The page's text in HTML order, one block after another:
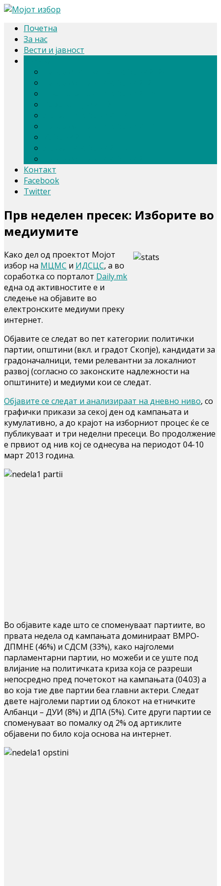
Почетна
За нас
Вести и јавност
Контакт
Facebook
Twitter
Прв неделен пресек: Изборите во
медиумите
Како дел од проектот Мојот
избор на МЦМС и ИДСЦС, а во
соработка со порталот Daily.mk
една од активностите е и
следење на објавите во
електронските медиуми преку
интернет.
Објавите се следат во пет категории: политички
партии, општини (вкл. и градот Скопје), кандидати за
градоначалници, теми релевантни за локалниот
развој (согласно со законските надлежности на
општините) и медиуми кои се следат.
Објавите се следат и анализираат на дневно ниво, со
графички прикази за секој ден од кампањата и
кумулативно, а до крајот на изборниот процес ќе се
публикуваат и три неделни пресеци. Во продолжение
е првиот од нив кој се однесува на периодот 04-10
март 2013 година.
Во објавите каде што се споменуваат партиите, во
првата недела од кампањата доминираат ВМРО-
ДПМНЕ (46%) и СДСМ (33%), како најголеми
парламентарни партии, но можеби и се уште под
влијание на политичката криза која се разреши
непосредно пред почетокот на кампањата (04.03) а
во која тие две партии беа главни актери. Следат
двете најголеми партии од блокот на етничките
Албанци – ДУИ (8%) и ДПА (5%). Сите други партии се
споменуваат во помалку од 2% од артиклите
објавени по било која основа на интернет.